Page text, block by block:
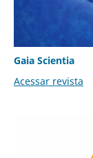
Gaia Scientia
Acessar revista